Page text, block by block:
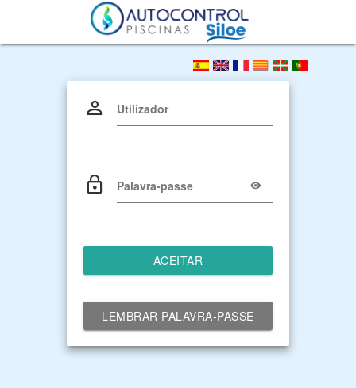
Utilizador
Palavra-passe
ACEITAR
LEMBRAR PALAVRA-PASSE